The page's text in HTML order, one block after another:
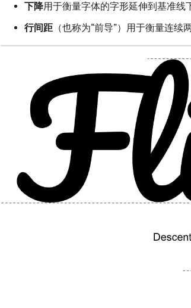
下降用于衡量字体的字形延伸到基准线
行间距（也称为“前导”）用于衡量连续